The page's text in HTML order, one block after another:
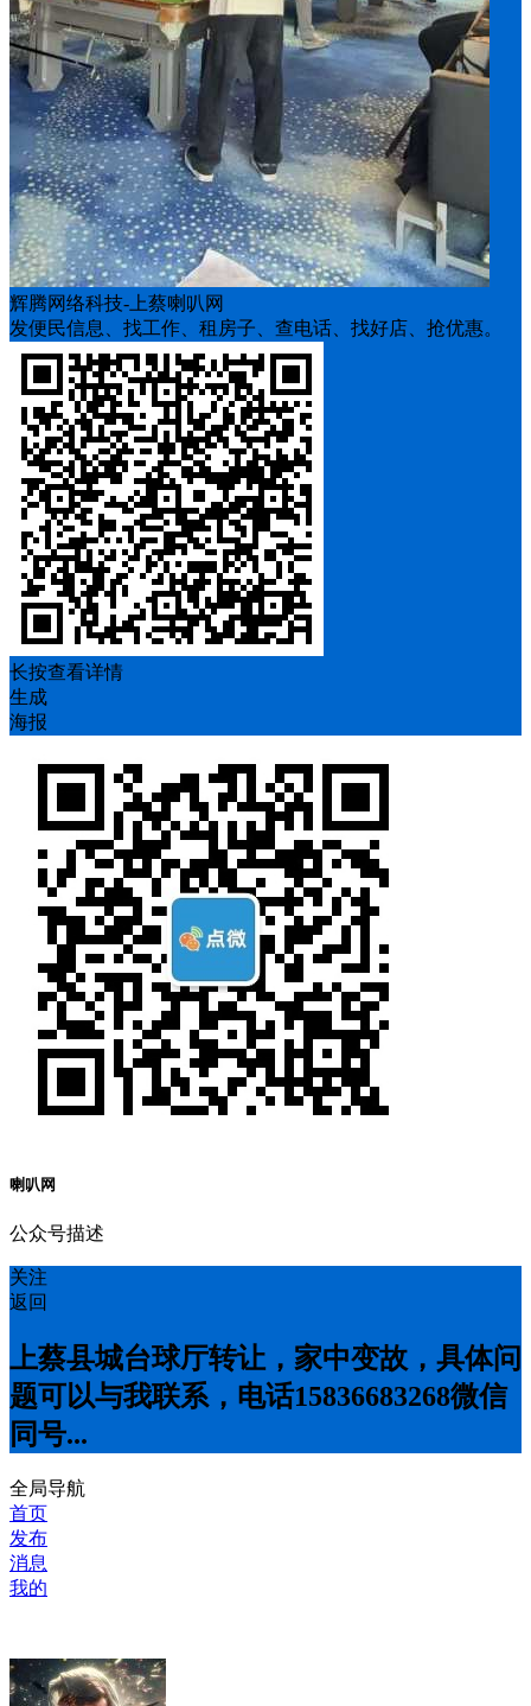
辉腾网络科技-上蔡喇叭网
发便民信息、找工作、租房子、查电话、找好店、抢优惠。
长按查看详情
生成
海报
喇叭网
公众号描述
关注
返回
上蔡县城台球厅转让，家中变故，具体问
题可以与我联系，电话15836683268微信
同号...
全局导航
首页
发布
消息
我的